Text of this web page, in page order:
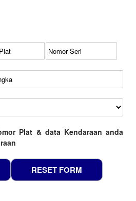
Plat & data Kendaraan anda